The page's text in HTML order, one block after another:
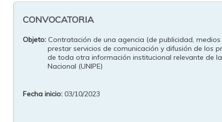
CONVOCATORIA
Objeto: Contratación de una agencia (de publicidad,
prestar servicios de comunicación y difusión de los
de toda otra información institucional relevante de
Nacional (UNIPE)
Fecha inicio: 03/10/2023